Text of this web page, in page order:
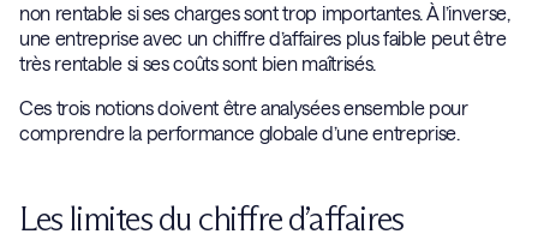
non rentable si ses charges sont trop importantes. À l’inverse,
une entreprise avec un chiffre d’affaires plus faible peut être
très rentable si ses coûts sont bien maîtrisés.
Ces trois notions doivent être analysées ensemble pour
comprendre la performance globale d’une entreprise.
Les limites du chiffre d’affaires